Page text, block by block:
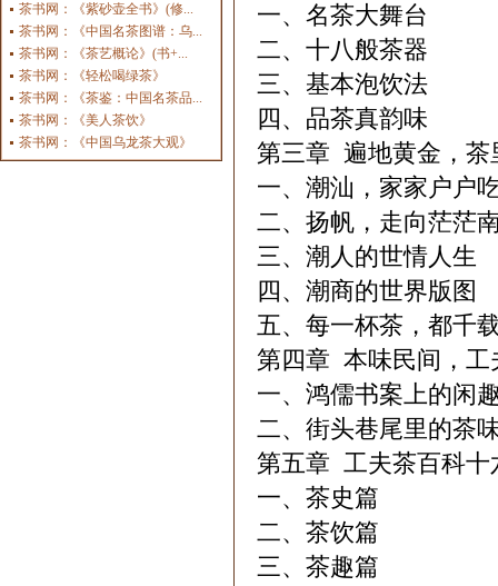
茶书网：《紫砂壶全书》(修...
茶书网：《中国名茶图谱：乌...
茶书网：《茶艺概论》(书+...
茶书网：《轻松喝绿茶》
茶书网：《茶鉴：中国名茶品...
茶书网：《美人茶饮》
茶书网：《中国乌龙茶大观》
一、名茶大舞台
二、十八般茶器
三、基本泡饮法
四、品茶真韵味
第三章 遍地黄金，茶
一、潮汕，家家户户
二、扬帆，走向茫茫
三、潮人的世情人生
四、潮商的世界版图
五、每一杯茶，都千
第四章 本味民间，工
一、鸿儒书案上的闲
二、街头巷尾里的茶
第五章 工夫茶百科十
一、茶史篇
二、茶饮篇
三、茶趣篇